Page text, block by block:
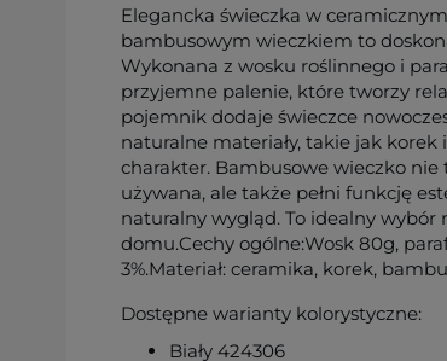
Elegancka świeczka w
bambusowym wieczkiem to
Wykonana z wosku roślinnego i
przyjemne palenie, które tworzy
pojemnik dodaje świeczce
naturalne materiały, takie jak
charakter. Bambusowe wieczko
używana, ale także pełni funkcję
naturalny wygląd. To idealny
domu.Cechy ogólne:Wosk 80g,
3%.Materiał: ceramika, korek,
Dostępne warianty kolorystyczne:
Biały 424306